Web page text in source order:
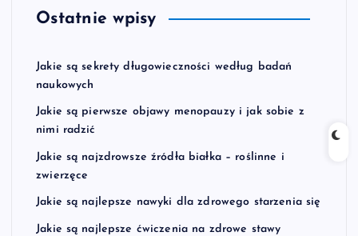
Ostatnie wpisy
Jakie są sekrety długowieczności według badań
naukowych
Jakie są pierwsze objawy menopauzy i jak sobie z
nimi radzić
Jakie są najzdrowsze źródła białka – roślinne i
zwierzęce
Jakie są najlepsze nawyki dla zdrowego starzenia się
Jakie są najlepsze ćwiczenia na zdrowe stawy